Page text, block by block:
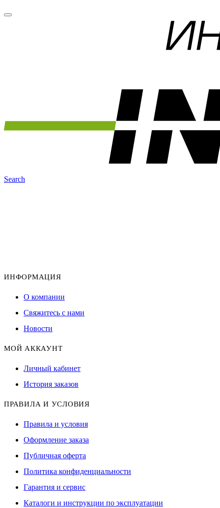
Search
ИНФОРМАЦИЯ
О компании
Свяжитесь с нами
Новости
МОЙ АККАУНТ
Личный кабинет
История заказов
ПРАВИЛА И УСЛОВИЯ
Правила и условия
Оформление заказа
Публичная оферта
Политика конфиденциальности
Гарантия и сервис
Каталоги и инструкции по эксплуатации